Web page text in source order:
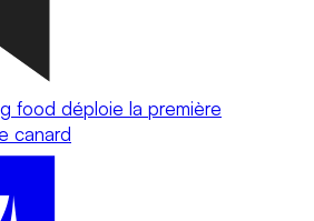
food déploie la première
canard